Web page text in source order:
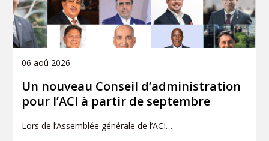
06 aoû 2026
Un nouveau Conseil d’administration
pour l’ACI à partir de septembre
Lors de l’Assemblée générale de l’ACI…